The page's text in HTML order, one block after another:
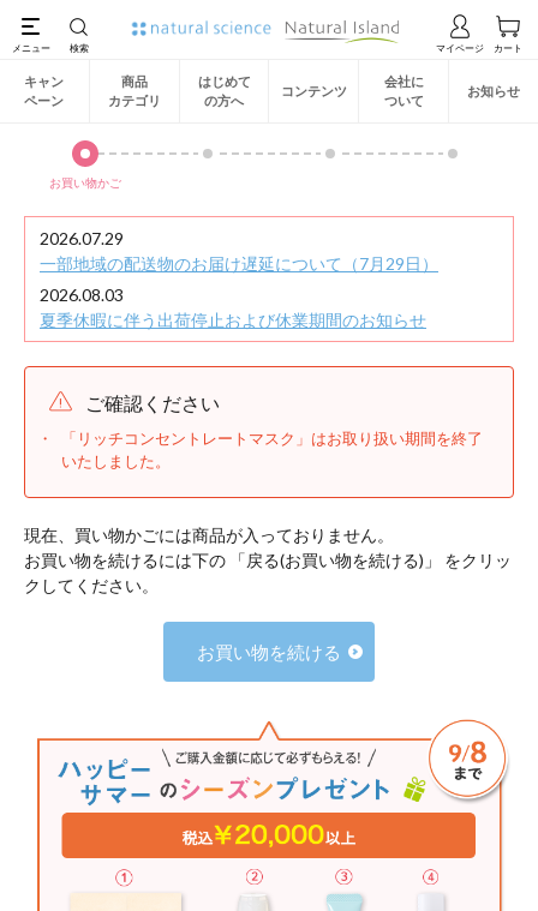
キャン
ペーン
商品
カテゴリ
はじめて
の方へ
コンテンツ
会社に
ついて
お知らせ
お買い物かご
2026.07.29
一部地域の配送物のお届け遅延について（7月29日）
2026.08.03
夏季休暇に伴う出荷停止および休業期間のお知らせ
ご確認ください
「リッチコンセントレートマスク」はお取り扱い期間を終了
いたしました。
現在、買い物かごには商品が入っておりません。
お買い物を続けるには下の 「戻る(お買い物を続ける)」 をクリッ
クしてください。
お買い物を続ける